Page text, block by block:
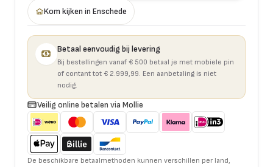
Kom kijken in Enschede
Betaal eenvoudig bij levering
Bij bestellingen vanaf € 500 betaal je met mobiele pin
of contant tot € 2.999,99. Een aanbetaling is niet
nodig.
Veilig online betalen via Mollie
De beschikbare betaalmethoden kunnen verschillen per land,